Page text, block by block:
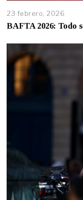
23 febrero, 2026
BAFTA 2026: Todo